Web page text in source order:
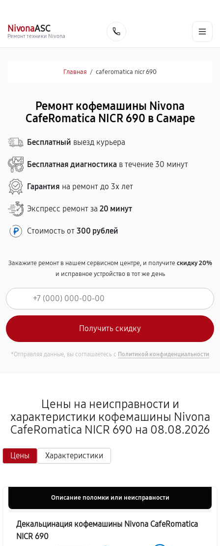
NivonaASC
Ремонт техники Nivona
Главная / caferomatica nicr 690
Ремонт кофемашины Nivona
CafeRomatica NICR 690 в Самаре
Бесплатный выезд курьера
Бесплатная диагностика в течение 30 минут
Гарантия на ремонт до 3х лет
Экспресс ремонт за 20 минут
Стоимость от 300 рублей
Закажите ремонт в нашем сервисном центре, и получитескидку 20%
и исправное устройство в тот же день
*Отправляя данные, вы соглашаетесь с Политикой конфиденциальности
Цены на неисправности и
характеристики кофемашины Nivona
CafeRomatica NICR 690 на 08.08.2026
Цены Характеристики
Описание поломки или неисправности
Декальцинация кофемашины Nivona CafeRomatica
NICR 690